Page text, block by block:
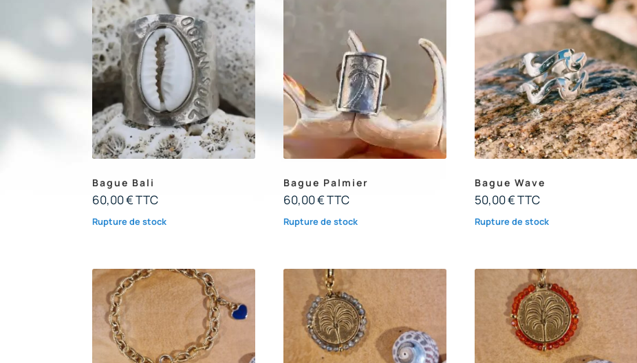
Bague Bali
60,00€TTC
Rupture de stock
Bague Palmier
60,00€TTC
Rupture de stock
Bague Wave
50,00€TTC
Rupture de stock